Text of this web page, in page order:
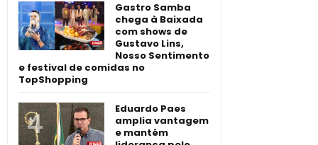
Gastro Samba
chega à Baixada
com shows de
Gustavo Lins,
Nosso Sentimento
e festival de comidas no
TopShopping
Eduardo Paes
amplia vantagem
e mantém